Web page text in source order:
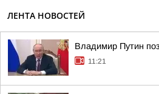
ЛЕНТА НОВОСТЕЙ
Владимир Путин
11:21